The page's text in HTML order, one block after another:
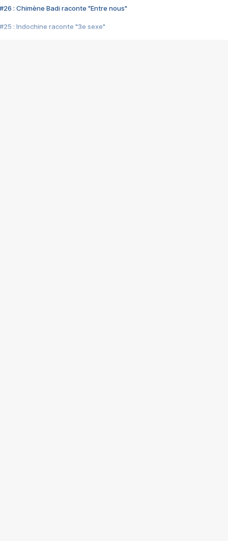
#26 : Chimène Badi raconte "Entre nous"
#25 : Indochine raconte "3e sexe"